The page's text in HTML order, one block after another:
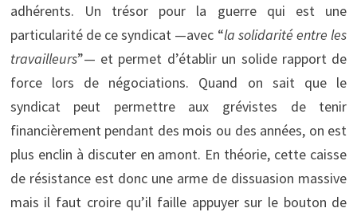
adhérents. Un trésor pour la guerre qui est une
particularité de ce syndicat —avec “la solidarité entre les
travailleurs”— et permet d’établir un solide rapport de
force lors de négociations. Quand on sait que le
syndicat peut permettre aux grévistes de tenir
financièrement pendant des mois ou des années, on est
plus enclin à discuter en amont. En théorie, cette caisse
de résistance est donc une arme de dissuasion massive
mais il faut croire qu’il faille appuyer sur le bouton de